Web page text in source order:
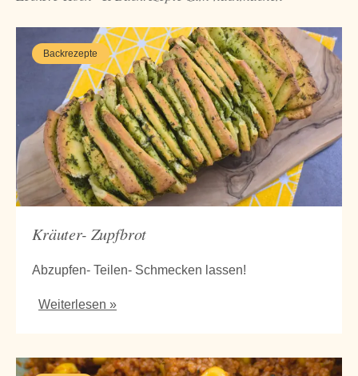
Kräuter- Zupfbrot
Abzupfen- Teilen- Schmecken lassen!
Weiterlesen »
Backrezepte